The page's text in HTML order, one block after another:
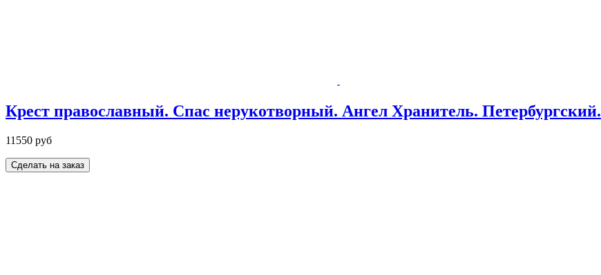
Крест православный. Спас нерукотворный. Ангел Хранитель. Петербургский.
11550 руб
Сделать на заказ